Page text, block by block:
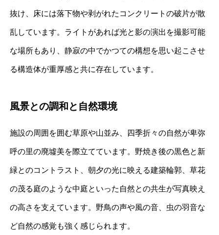
抜け、床には落下物や剥がれたコンクリートの破片が散
乱しています。ライトがあれば光と影の演出を撮影可能
な場所もあり、静寂の中でかつての構想を思い起こさせ
る構造体が重厚感と共に存在しています。
風景との調和と自然環境
施設の周囲を囲む草原や山並み、四季折々の自然が卑弥
呼の里の廃墟美を際立てています。野焼き後の黒色と新
緑とのコントラスト、朝夕の光に映える建築輪郭、草花
の茂る庭のような中庭といった自然との共生が写真映え
の高さを支えています。野鳥の声や風の音、虫の羽音な
ど自然の感覚も強く感じられます。